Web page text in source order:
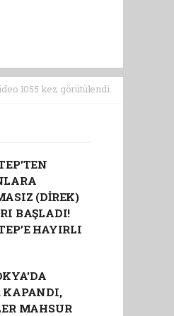
1055 kez görütülendi.
(DİREK)
BAŞLADI!
HAYIRLI
KAPANDI,
MAHSUR